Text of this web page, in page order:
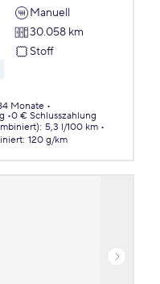
Manuell
30.058 km
Stoff
Monate
0 € Schlusszahlung
: 5,3 l/100 km
: 120 g/km